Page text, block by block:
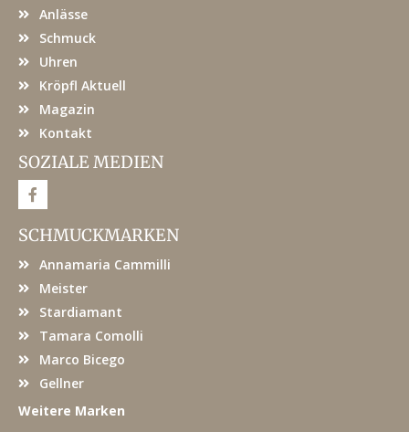
Anlässe
Schmuck
Uhren
Kröpfl Aktuell
Magazin
Kontakt
SOZIALE MEDIEN
F
a
e
b
o
SCHMUCKMARKEN
Annamaria Cammilli
Meister
Stardiamant
Tamara Comolli
Marco Bicego
Gellner
Weitere Marken